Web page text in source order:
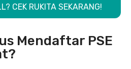
CEK RUKITA SEKARANG!
Mendaftar PSE